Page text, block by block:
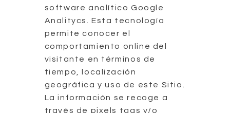
software analítico Google
Analitycs. Esta tecnología
permite conocer el
comportamiento online del
visitante en términos de
tiempo, localización
geográfica y uso de este Sitio.
La información se recoge a
través de pixels tags y/o